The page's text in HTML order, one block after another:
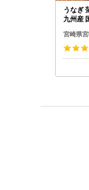
うなぎ
九州産
宮崎県